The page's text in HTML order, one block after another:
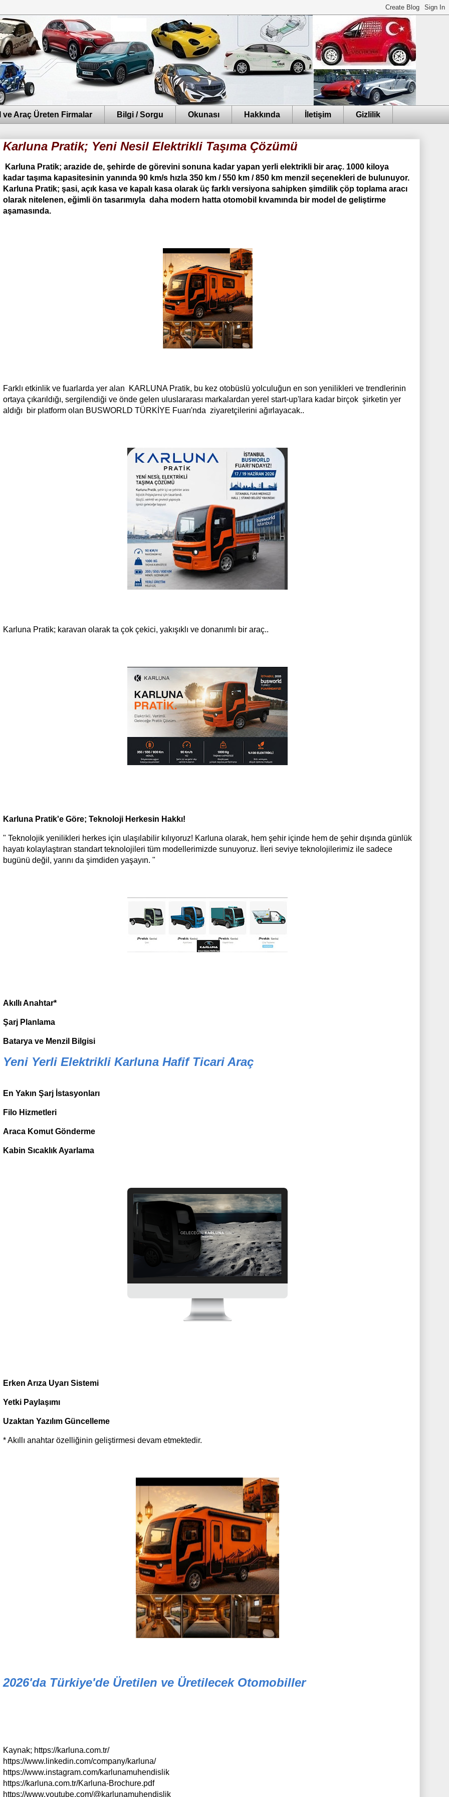
Araç Üreten Firmalar Bilgi / Sorgu Okunası Hakkında İletişim Gizlilik
Karluna Pratik; Yeni Nesil Elektrikli Taşıma Çözümü
Karluna Pratik; arazide de, şehirde de görevini sonuna kadar yapan yerli elektrikli bir araç. 1000 kiloya
kadar taşıma kapasitesinin yanında 90 km/s hızla 350 km / 550 km / 850 km menzil seçenekleri de bulunuyor.
Karluna Pratik; şasi, açık kasa ve kapalı kasa olarak üç farklı versiyona sahipken şimdilik çöp toplama aracı
olarak nitelenen, eğimli ön tasarımıyla daha modern hatta otomobil kıvamında bir model de geliştirme
aşamasında.
Farklı etkinlik ve fuarlarda yer alan KARLUNA Pratik, bu kez otobüslü yolculuğun en son yenilikleri ve trendlerinin
ortaya çıkarıldığı, sergilendiği ve önde gelen uluslararası markalardan yerel start-up'lara kadar birçok şirketin yer
aldığı bir platform olan BUSWORLD TÜRKİYE Fuarı'nda ziyaretçilerini ağırlayacak..
Karluna Pratik; karavan olarak ta çok çekici, yakışıklı ve donanımlı bir araç..
Karluna Pratik'e Göre; Teknoloji Herkesin Hakkı!
" Teknolojik yenilikleri herkes için ulaşılabilir kılıyoruz! Karluna olarak, hem şehir içinde hem de şehir dışında günlük
hayatı kolaylaştıran standart teknolojileri tüm modellerimizde sunuyoruz. İleri seviye teknolojilerimiz ile sadece
bugünü değil, yarını da şimdiden yaşayın. "
Akıllı Anahtar*
Şarj Planlama
Batarya ve Menzil Bilgisi
Yeni Yerli Elektrikli Karluna Hafif Ticari Araç
En Yakın Şarj İstasyonları
Filo Hizmetleri
Araca Komut Gönderme
Kabin Sıcaklık Ayarlama
Erken Arıza Uyarı Sistemi
Yetki Paylaşımı
Uzaktan Yazılım Güncelleme
* Akıllı anahtar özelliğinin geliştirmesi devam etmektedir.
2026'da Türkiye'de Üretilen ve Üretilecek Otomobiller
Kaynak; https://karluna.com.tr/
https://www.linkedin.com/company/karluna/
https://www.instagram.com/karlunamuhendislik
https://karluna.com.tr/Karluna-Brochure.pdf
https://www.youtube.com/@karlunamuhendislik